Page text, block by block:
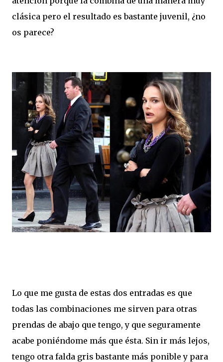
clásica pero el resultado es bastante juvenil, ¿no
os parece?
Lo que me gusta de estas dos entradas es que
todas las combinaciones me sirven para otras
prendas de abajo que tengo, y que seguramente
acabe poniéndome más que ésta. Sin ir más lejos,
tengo otra falda gris bastante más ponible y para